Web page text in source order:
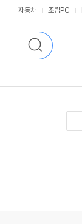
자동차 조립PC